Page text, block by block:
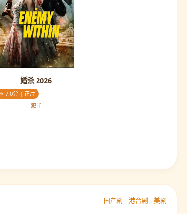
婚杀 2026
⭐ 7.0分 | 正片
犯罪
国产剧 港台剧 美剧